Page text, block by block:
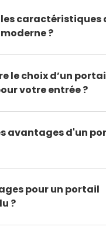
caractéristiques
?
le choix d’un
votre entrée ?
avantages d'un
pour un portail
?